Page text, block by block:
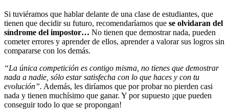
Si tuviéramos que hablar delante de una clase de estudiantes, que
tienen que decidir su futuro, recomendaríamos que se olvidaran del
síndrome del impostor… No tienen que demostrar nada, pueden
cometer errores y aprender de ellos, aprender a valorar sus logros sin
compararse con los demás.
“La única competición es contigo misma, no tienes que demostrar
nada a nadie, sólo estar satisfecha con lo que haces y con tu
evolución”. Además, les diríamos que por probar no pierden casi
nada y tienen muchísimo que ganar. Y por supuesto ¡que pueden
conseguir todo lo que se propongan!